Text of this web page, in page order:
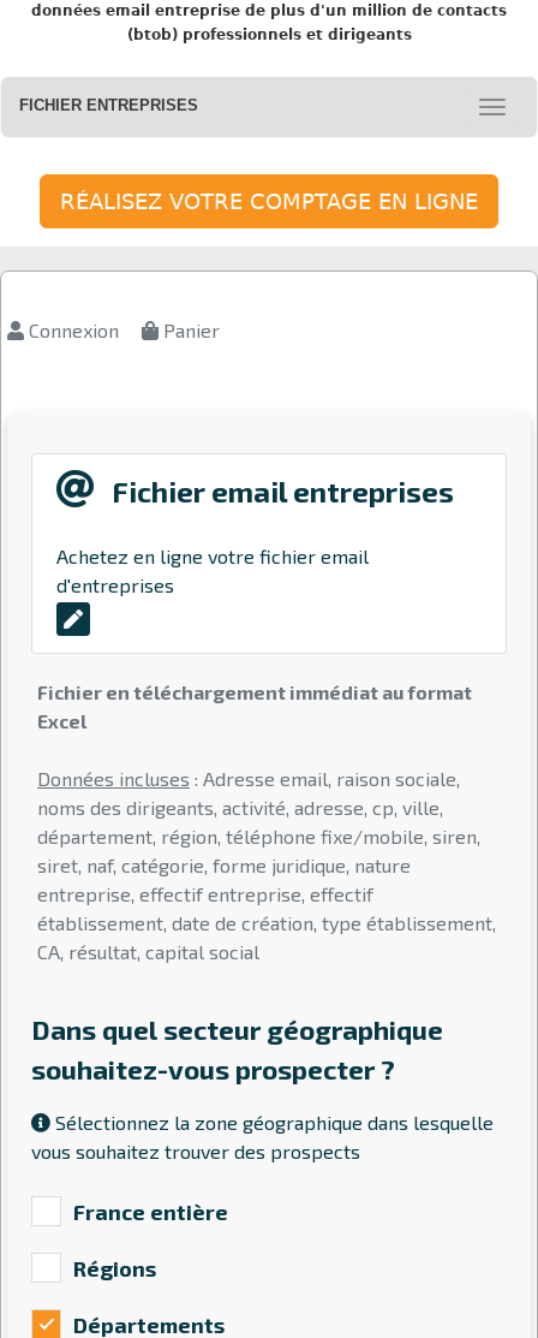
données email entreprise de plus d'un million de contacts
(btob) professionnels et dirigeants
FICHIER ENTREPRISES
RÉALISEZ VOTRE COMPTAGE EN LIGNE